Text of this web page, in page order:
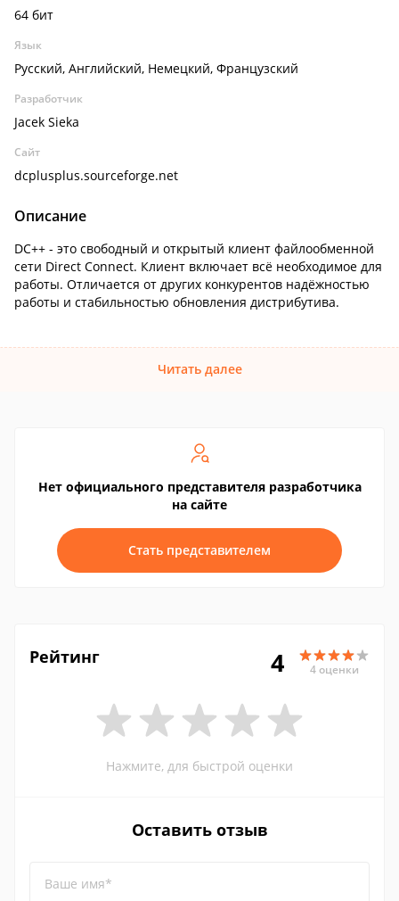
64 бит
Язык
Русский, Английский, Немецкий, Французский
Разработчик
Jacek Sieka
Сайт
dcplusplus.sourceforge.net
Описание
DC++ - это свободный и открытый клиент файлообменной
сети Direct Connect. Клиент включает всё необходимое для
работы. Отличается от других конкурентов надёжностью
работы и стабильностью обновления дистрибутива.
Читать далее
Нет официального представителя разработчика
на сайте
Стать представителем
Рейтинг 4 4 оценки
Нажмите, для быстрой оценки
Оставить отзыв
Ваше имя*